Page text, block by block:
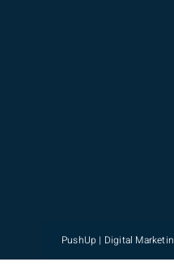
PushUp | Digital